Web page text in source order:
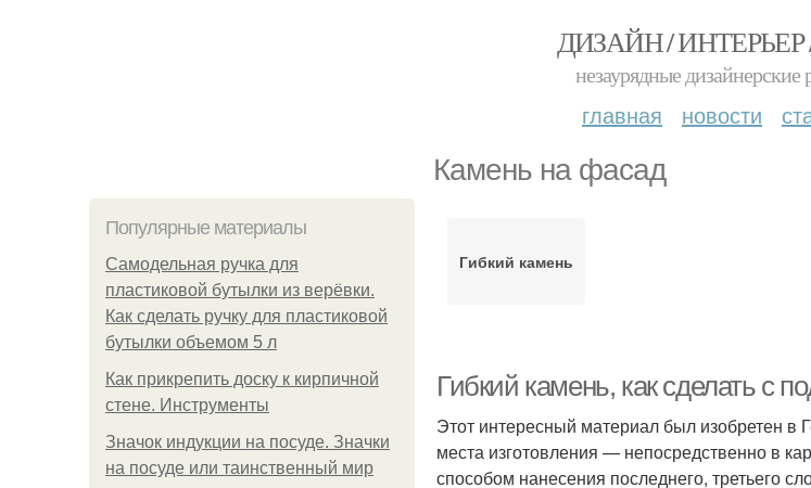
ДИЗАЙН / ИНТЕРЬЕР
незаурядные
главная новости
Камень на фасад
Популярные материалы
Самодельная ручка для
пластиковой бутылки из верёвки.
Как сделать ручку для пластиковой
бутылки объемом 5 л
Как прикрепить доску к кирпичной
стене. Инструменты
Значок индукции на посуде. Значки
на посуде или таинственный мир
Гибкий камень
Гибкий камень, как сделать с
Этот интересный материал был изобретен в
места изготовления — непосредственно в
способом нанесения последнего, третьего